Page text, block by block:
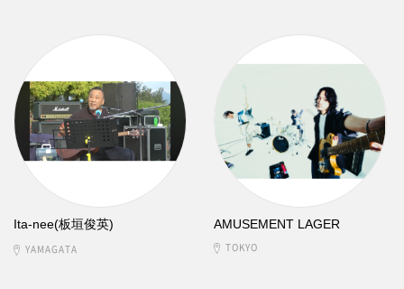
Ita-nee(板垣俊英)
YAMAGATA
AMUSEMENT LAGER
TOKYO